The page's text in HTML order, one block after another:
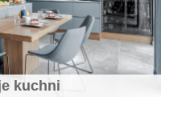
kuchni